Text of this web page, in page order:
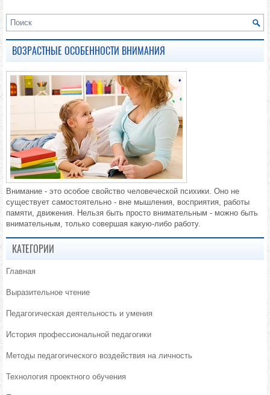
ВОЗРАСТНЫЕ ОСОБЕННОСТИ ВНИМАНИЯ
Внимание - это особое свойство человеческой психики. Оно не
существует самостоятельно - вне мышления, восприятия, работы
памяти, движения. Нельзя быть просто внимательным - можно быть
внимательным, только совершая какую-либо работу.
КАТЕГОРИИ
Главная
Выразительное чтение
Педагогическая деятельность и умения
История профессиональной педагогики
Методы педагогического воздействия на личность
Технология проектного обучения